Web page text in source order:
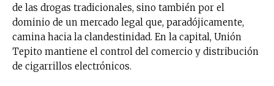
de las drogas tradicionales, sino también por el
dominio de un mercado legal que, paradójicamente,
camina hacia la clandestinidad. En la capital, Unión
Tepito mantiene el control del comercio y distribución
de cigarrillos electrónicos.